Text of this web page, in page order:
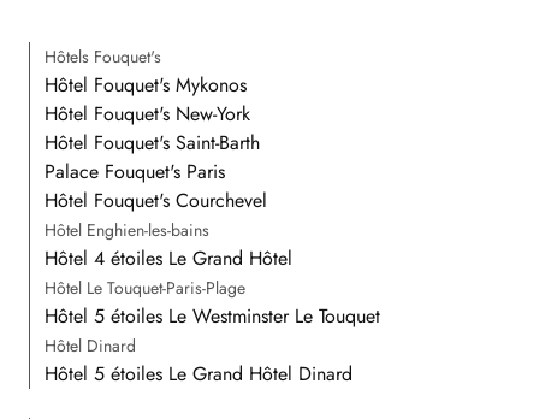
Hôtels Fouquet's
Hôtel Fouquet's Mykonos
Hôtel Fouquet's New-York
Hôtel Fouquet's Saint-Barth
Palace Fouquet's Paris
Hôtel Fouquet's Courchevel
Hôtel Enghien-les-bains
Hôtel 4 étoiles Le Grand Hôtel
Hôtel Le Touquet-Paris-Plage
Hôtel 5 étoiles Le Westminster Le Touquet
Hôtel Dinard
Hôtel 5 étoiles Le Grand Hôtel Dinard